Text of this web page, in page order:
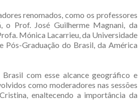
renomados, como os professores
o Prof. José Guilherme Magnani, da
Mónica Lacarrieu, da Universidade
Pós-Graduação do Brasil, da América
com esse alcance geográfico e
como moderadores nas sessões
enaltecendo a importância da